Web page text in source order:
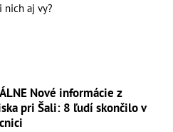
nich aj vy?
Nové informácie z
pri Šali: 8 ľudí skončilo v